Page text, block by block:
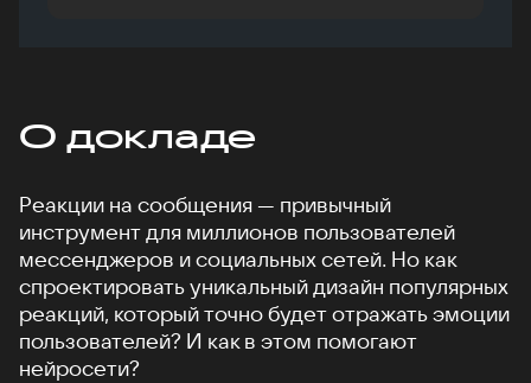
О докладе
Реакции на сообщения — привычный
инструмент для миллионов пользователей
мессенджеров и социальных сетей. Но как
спроектировать уникальный дизайн популярных
реакций, который точно будет отражать эмоции
пользователей? И как в этом помогают
нейросети?